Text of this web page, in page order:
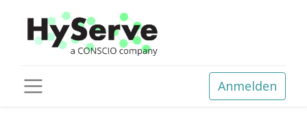
Anmelden